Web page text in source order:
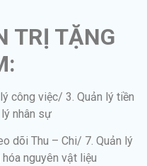
TRỊ TẶNG
công việc/ 3. Quản lý tiền
nhân sự
dõi Thu – Chi/ 7. Quản lý
nguyên vật liệu